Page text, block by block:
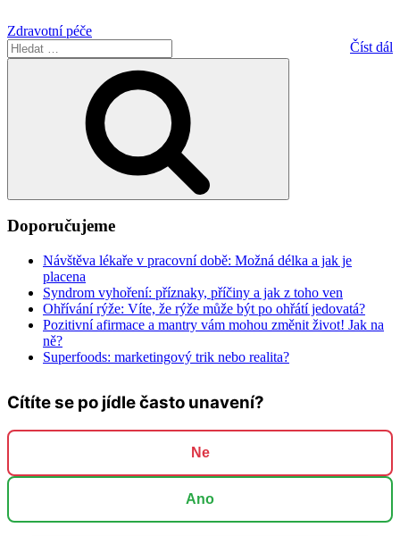
Zdravotní péče
Číst dál
Hledat:
Doporučujeme
Návštěva lékaře v pracovní době: Možná délka a jak je
placena
Syndrom vyhoření: příznaky, příčiny a jak z toho ven
Ohřívání rýže: Víte, že rýže může být po ohřátí jedovatá?
Pozitivní afirmace a mantry vám mohou změnit život! Jak na
ně?
Superfoods: marketingový trik nebo realita?
Cítíte se po jídle často unavení?
Ne
Ano